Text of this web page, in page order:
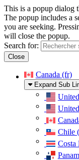
This is a popup dialog
The popup includes a
you are seeking.
will close the popup.
Search for:
Close
Canada (fr)
Expand Sub
Chile
Costa